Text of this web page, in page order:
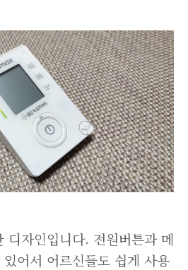
디자인입니다. 전원버튼과 메
어서 어르신들도 쉽게 사용